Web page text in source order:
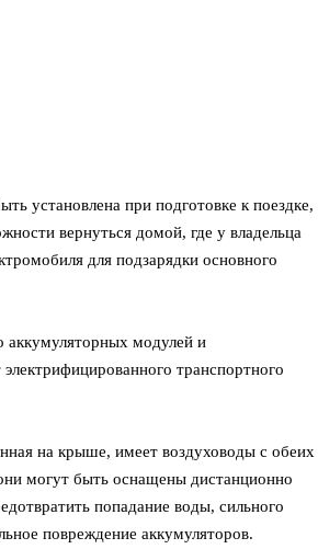
установлена при подготовке к поездке,
вернуться домой, где у владельца
для подзарядки основного
аккумуляторных модулей и
транспортного
на крыше, имеет воздуховоды с обеих
могут быть оснащены дистанционно
попадание воды, сильного
повреждение аккумуляторов.